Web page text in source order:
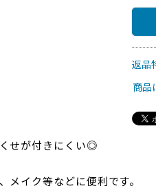
返品
商品
せが付きにくい◎
メイク等などに便利です。